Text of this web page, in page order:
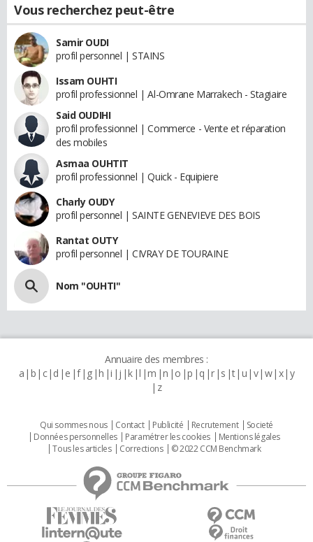
Vous recherchez peut-être
Samir OUDI
profil personnel | STAINS
Issam OUHTI
profil professionnel | Al-Omrane Marrakech - Stagiaire
Said OUDIHI
profil professionnel | Commerce - Vente et réparation
des mobiles
Asmaa OUHTIT
profil professionnel | Quick - Equipiere
Charly OUDY
profil personnel | SAINTE GENEVIEVE DES BOIS
Rantat OUTY
profil personnel | CIVRAY DE TOURAINE
Nom "OUHTI"
Annuaire des membres :
a b c d e f g h i j k l m n o p q r s t u v w x y
z
Qui sommes nous Contact Publicité Recrutement
Societé
Données personnelles
Paramétrer les cookies
Mentions légales
Tous les articles
Corrections © 2022 CCM Benchmark